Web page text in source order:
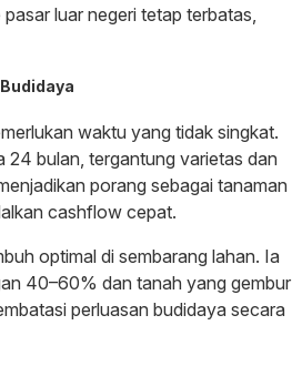
luar negeri tetap terbatas,
waktu yang tidak singkat.
24 bulan, tergantung varietas dan
porang sebagai tanaman
cashflow cepat.
optimal di sembarang lahan. Ia
40–60% dan tanah yang gembur
perluasan budidaya secara